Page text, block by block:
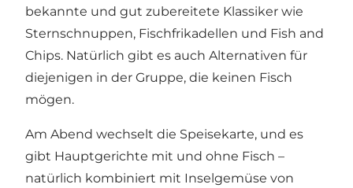
bekannte und gut zubereitete Klassiker wie
Sternschnuppen, Fischfrikadellen und Fish and
Chips. Natürlich gibt es auch Alternativen für
diejenigen in der Gruppe, die keinen Fisch
mögen.
Am Abend wechselt die Speisekarte, und es
gibt Hauptgerichte mit und ohne Fisch –
natürlich kombiniert mit Inselgemüse von